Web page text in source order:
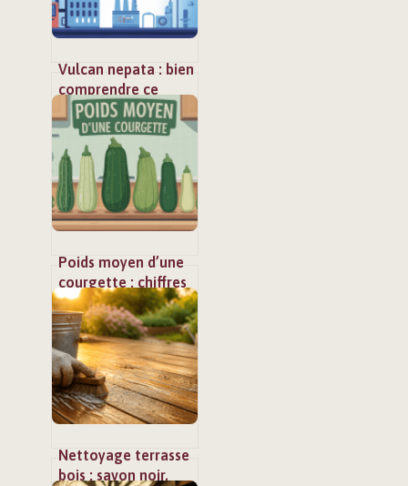
Vulcan nepata : bien
comprendre ce
produit et ses
usages
Poids moyen d’une
courgette : chiffres
clés, calibres et
astuces pratiques
Nettoyage terrasse
bois : savon noir,